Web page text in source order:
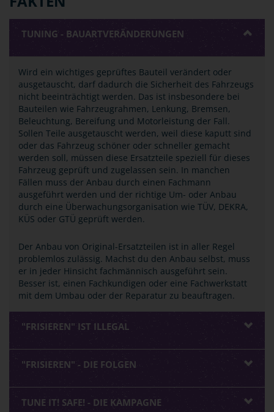
TUNING - BAUARTVERÄNDERUNGEN
Wird ein wichtiges geprüftes Bauteil verändert oder
ausgetauscht, darf dadurch die Sicherheit des Fahrzeugs
nicht beeinträchtigt werden. Das ist insbesondere bei
Bauteilen wie Fahrzeugrahmen, Lenkung, Bremsen,
Beleuchtung, Bereifung und Motorleistung der Fall.
Sollen Teile ausgetauscht werden, weil diese kaputt sind
oder das Fahrzeug schöner oder schneller gemacht
werden soll, müssen diese Ersatzteile speziell für dieses
Fahrzeug geprüft und zugelassen sein. In manchen
Fällen muss der Anbau durch einen Fachmann
ausgeführt werden und der richtige Um- oder Anbau
durch eine Überwachungsorganisation wie TÜV, DEKRA,
KÜS oder GTÜ geprüft werden.
Der Anbau von Original-Ersatzteilen ist in aller Regel
problemlos zulässig. Machst du den Anbau selbst, muss
er in jeder Hinsicht fachmännisch ausgeführt sein.
Besser ist, einen Fachkundigen oder eine Fachwerkstatt
mit dem Umbau oder der Reparatur zu beauftragen.
"FRISIEREN" IST ILLEGAL
"FRISIEREN" - DIE FOLGEN
TUNE IT! SAFE! - DIE KAMPAGNE